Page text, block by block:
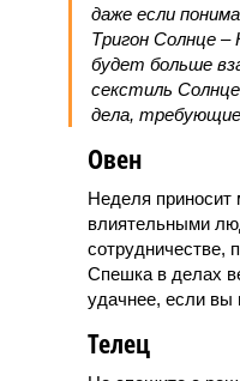
даже если
Тригон Солнце
будет больше
секстиль
дела,
Овен
Неделя приносит
влиятельными
сотрудничестве,
Спешка в делах
удачнее, если вы
Телец